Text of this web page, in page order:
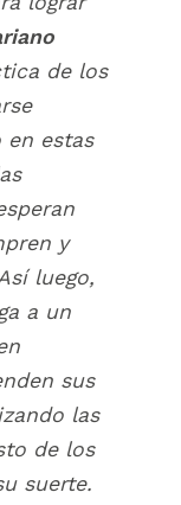
de los
en estas
y
luego,
a un
sus
las
de los
suerte.